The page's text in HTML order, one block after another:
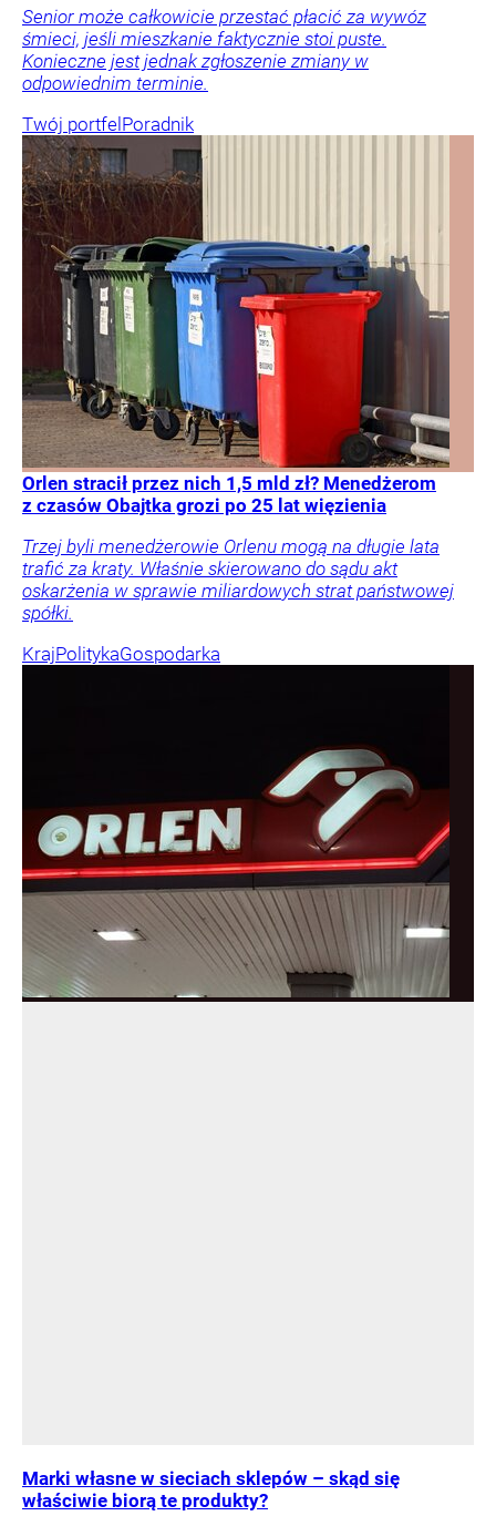
Senior może całkowicie przestać płacić za wywóz
śmieci, jeśli mieszkanie faktycznie stoi puste.
Konieczne jest jednak zgłoszenie zmiany w
odpowiednim terminie.
Twój portfelPoradnik
Orlen stracił przez nich 1,5 mld zł? Menedżerom
z czasów Obajtka grozi po 25 lat więzienia
Trzej byli menedżerowie Orlenu mogą na długie lata
trafić za kraty. Właśnie skierowano do sądu akt
oskarżenia w sprawie miliardowych strat państwowej
spółki.
KrajPolitykaGospodarka
Marki własne w sieciach sklepów – skąd się
właściwie biorą te produkty?